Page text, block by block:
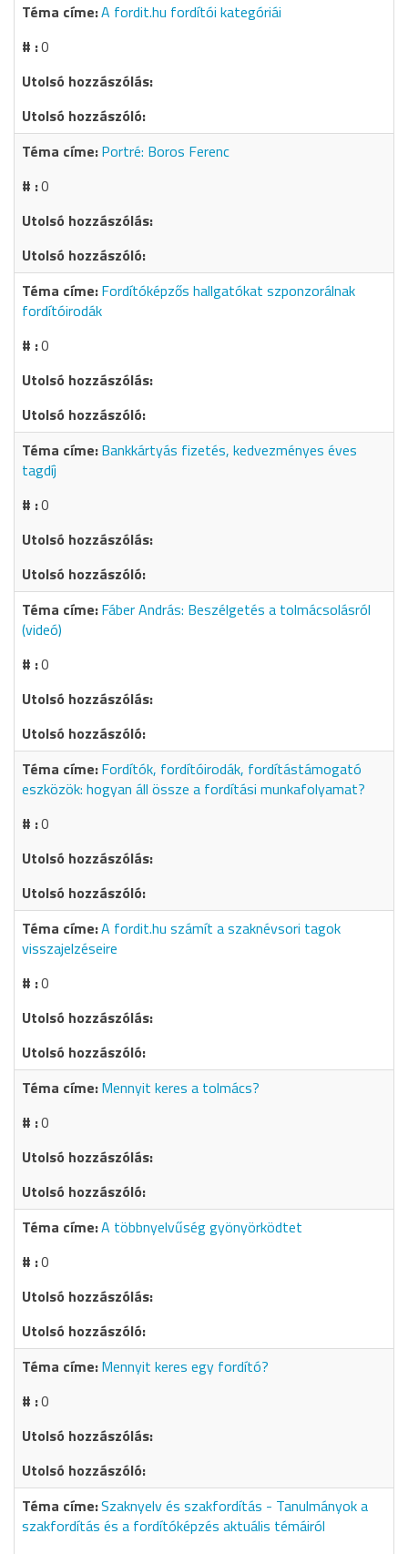
A fordit.hu fordítói kategóriái
0
Portré: Boros Ferenc
0
Fordítóképzős hallgatókat szponzorálnak
fordítóirodák
0
Bankkártyás fizetés, kedvezményes éves
tagdíj
0
Fáber András: Beszélgetés a tolmácsolásról
(videó)
0
Fordítók, fordítóirodák, fordítástámogató
eszközök: hogyan áll össze a fordítási munkafolyamat?
0
A fordit.hu számít a szaknévsori tagok
visszajelzéseire
0
Mennyit keres a tolmács?
0
A többnyelvűség gyönyörködtet
0
Mennyit keres egy fordító?
0
Szaknyelv és szakfordítás - Tanulmányok a
szakfordítás és a fordítóképzés aktuális témáiról